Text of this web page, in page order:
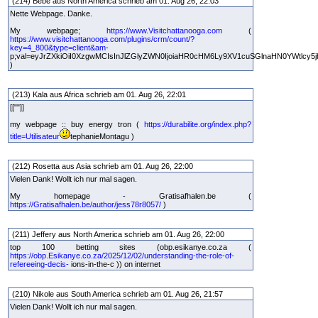
Nette Webpage. Danke.
My webpage; https://www.Visitchattanooga.com (
https://www.visitchattanooga.com/plugins/crm/count/?
key=4_800&type=client&am-
)
(213) Kala aus Africa schrieb am 01. Aug 26, 22:01
[[""]]
my webpage :: buy energy tron ( https://durabilite.org/index.php?
title=Utilisateur
tephanieMontagu )
(212) Rosetta aus Asia schrieb am 01. Aug 26, 22:00
Vielen Dank! Wollt ich nur mal sagen.
My homepage - Gratisafhalen.be (
https://Gratisafhalen.be/author/jess78r8057/ )
(211) Jeffery aus North America schrieb am 01. Aug 26, 22:00
top 100 betting sites (obp.esikanye.co.za (
https://obp.Esikanye.co.za/2025/12/02/understanding-the-role-of-
refereeing-decis- ions-in-the-c )) on internet
(210) Nikole aus South America schrieb am 01. Aug 26, 21:57
Vielen Dank! Wollt ich nur mal sagen.